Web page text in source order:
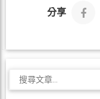
分享